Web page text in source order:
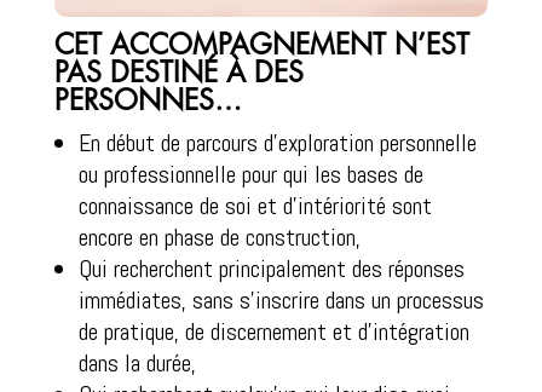
CET ACCOMPAGNEMENT N’EST
PAS DESTINÉ À DES
PERSONNES…
En début de parcours d’exploration personnelle
ou professionnelle pour qui les bases de
connaissance de soi et d’intériorité sont
encore en phase de construction,
Qui recherchent principalement des réponses
immédiates, sans s’inscrire dans un processus
de pratique, de discernement et d’intégration
dans la durée,